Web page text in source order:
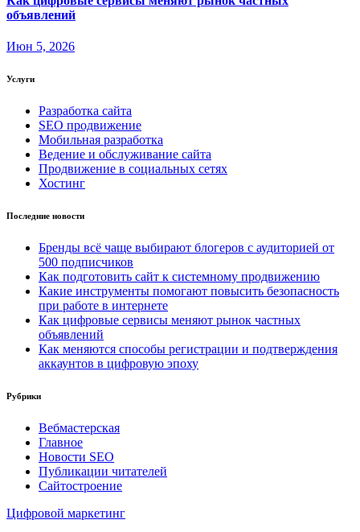
объявлений
Июн 5, 2026
Услуги
Разработка сайта
SEO продвижение
Мобильная разработка
Ведение и обслуживание сайта
Продвижение в социальных сетях
Хостинг
Последние новости
Бренды всё чаще выбирают блогеров с аудиторией от
500 подписчиков
Как подготовить сайт к системному продвижению
Какие инструменты помогают повысить безопасность
при работе в интернете
Как цифровые сервисы меняют рынок частных
объявлений
Как меняются способы регистрации и подтверждения
аккаунтов в цифровую эпоху
Рубрики
Вебмастерская
Главное
Новости SEO
Публикации читателей
Сайтостроение
Цифровой маркетинг